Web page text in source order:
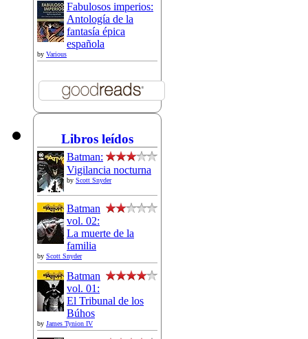
Fabulosos imperios:
Antología de la
fantasía épica
española
by Various
Libros leídos
Batman:
Vigilancia nocturna
by Scott Snyder
Batman
vol. 02:
La muerte de la
familia
by Scott Snyder
Batman
vol. 01:
El Tribunal de los
Búhos
by James Tynion IV